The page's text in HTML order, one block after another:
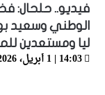
فيديو.. حلحال:
الوطني وسعيد
ليا ومستعدين
14:03 | 1 أبريل، 2026